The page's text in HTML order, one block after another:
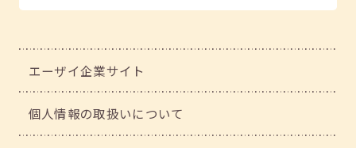
エーザイ企業サイト
個人情報の取扱いについて